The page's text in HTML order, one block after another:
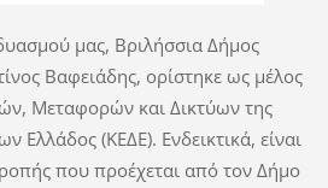
μας, Βριλήσσια Δήμος
Βαφειάδης, ορίστηκε ως μέλος
Μεταφορών και Δικτύων της
Ελλάδος (ΚΕΔΕ). Ενδεικτικά, είναι
που προέχεται από τον Δήμο